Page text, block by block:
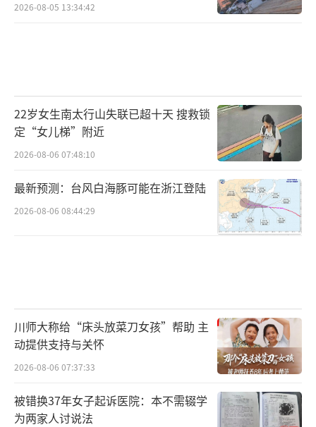
2026-08-05 13:34:42
22岁女生南太行山失联已超十天 搜救锁
定“女儿梯”附近
2026-08-06 07:48:10
最新预测：台风白海豚可能在浙江登陆
2026-08-06 08:44:29
川师大称给“床头放菜刀女孩”帮助 主
动提供支持与关怀
2026-08-06 07:37:33
被错换37年女子起诉医院：本不需辍学
为两家人讨说法